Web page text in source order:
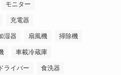
モニター
充電器
湿器 扇風機 掃除機
車載冷蔵庫
ライバー 食洗器